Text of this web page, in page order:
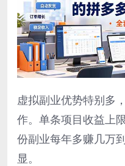
虚拟副业优势特别多
作。单条项目收益上
份副业每年多赚几万
显。